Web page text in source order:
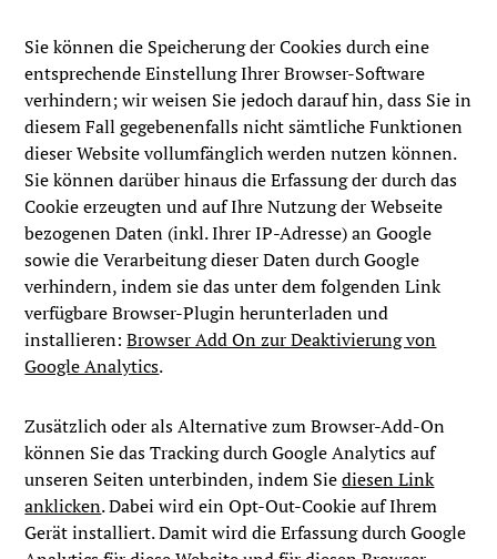
Sie können die Speicherung der Cookies durch eine
entsprechende Einstellung Ihrer Browser-Software
verhindern; wir weisen Sie jedoch darauf hin, dass Sie in
diesem Fall gegebenenfalls nicht sämtliche Funktionen
dieser Website vollumfänglich werden nutzen können.
Sie können darüber hinaus die Erfassung der durch das
Cookie erzeugten und auf Ihre Nutzung der Webseite
bezogenen Daten (inkl. Ihrer IP-Adresse) an Google
sowie die Verarbeitung dieser Daten durch Google
verhindern, indem sie das unter dem folgenden Link
verfügbare Browser-Plugin herunterladen und
installieren:Browser Add On zur Deaktivierung von
Google Analytics.
Zusätzlich oder als Alternative zum Browser-Add-On
können Sie das Tracking durch Google Analytics auf
unseren Seiten unterbinden, indem Siediesen Link
anklicken. Dabei wird ein Opt-Out-Cookie auf Ihrem
Gerät installiert. Damit wird die Erfassung durch Google